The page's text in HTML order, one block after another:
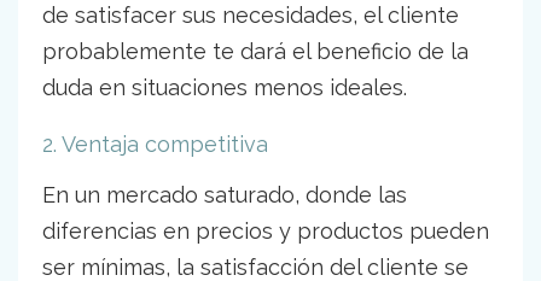
de satisfacer sus necesidades, el cliente
probablemente te dará el beneficio de la
duda en situaciones menos ideales.
2. Ventaja competitiva
En un mercado saturado, donde las
diferencias en precios y productos pueden
ser mínimas, la satisfacción del cliente se